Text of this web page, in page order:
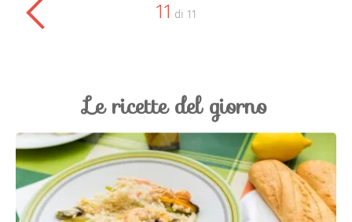
11 di 11
Le ricette del giorno